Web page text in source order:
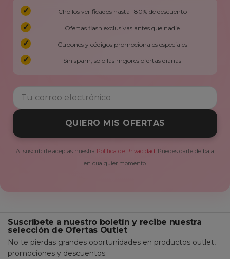
Chollos verificados hasta -80% de descuento
Ofertas flash exclusivas antes que nadie
Cupones y códigos promocionales especiales
Sin spam, solo las mejores ofertas diarias
QUIERO MIS OFERTAS
Al suscribirte aceptas nuestra Política de Privacidad. Puedes darte de baja
en cualquier momento.
Suscríbete a nuestro boletín y recibe nuestra
selección de Ofertas Outlet
No te pierdas grandes oportunidades en productos outlet,
promociones y descuentos.